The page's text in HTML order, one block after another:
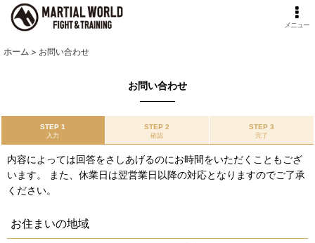
メニュー
ホーム > お問い合わせ
お問い合わせ
STEP 1
入力
STEP 2
確認
STEP 3
完了
内容によっては回答をさしあげるのにお時間をいただくこともござ
います。 また、休業日は翌営業日以降の対応となりますのでご了承
ください。
お住まいの地域